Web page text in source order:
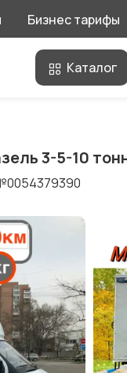
Бизнес тарифы
Каталог
3-5-10